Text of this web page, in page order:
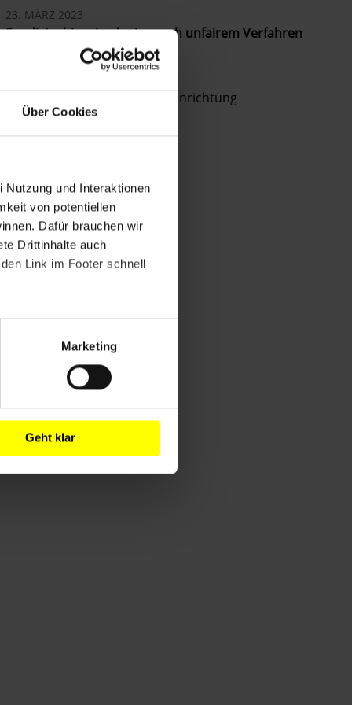
Über Cookies
Nutzung und Interaktionen
von potentiellen
Dafür brauchen wir
Drittinhalte auch
Link im Footer schnell
Marketing
Geht klar
23. MÄRZ 2023
Saudi-Arabien: Jordanier nach unfairem Verfahren
Saudi-Arabien: Drohende Hinrichtung